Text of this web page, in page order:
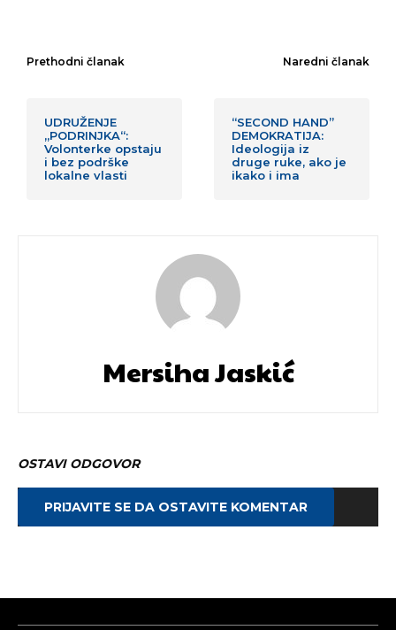
Prethodni članak
UDRUŽENJE
„PODRINJKA“:
Volonterke opstaju
i bez podrške
lokalne vlasti
Naredni članak
“SECOND HAND”
DEMOKRATIJA:
Ideologija iz
druge ruke, ako je
ikako i ima
Mersiha Jaskić
OSTAVI ODGOVOR
PRIJAVITE SE DA OSTAVITE KOMENTAR